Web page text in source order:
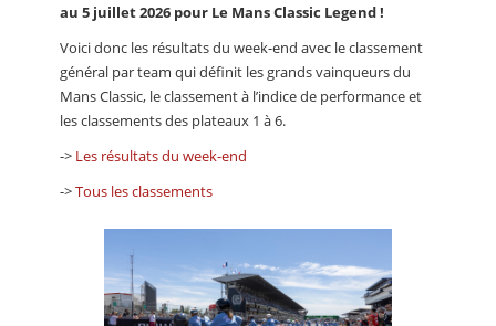
au 5 juillet 2026 pour Le Mans Classic Legend !
Voici donc les résultats du week-end avec le classement
général par team qui définit les grands vainqueurs du
Mans Classic, le classement à l’indice de performance et
les classements des plateaux 1 à 6.
-> Les résultats du week-end
->Tous les classements